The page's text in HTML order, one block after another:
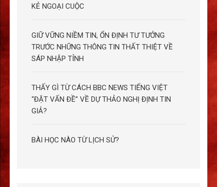
KẺ NGOẠI CUỘC
GIỮ VỮNG NIỀM TIN, ỔN ĐỊNH TƯ TƯỞNG
TRƯỚC NHỮNG THÔNG TIN THẤT THIỆT VỀ
SÁP NHẬP TỈNH
THẤY GÌ TỪ CÁCH BBC NEWS TIẾNG VIỆT
“ĐẶT VẤN ĐỀ” VỀ DỰ THẢO NGHỊ ĐỊNH TIN
GIẢ?
BÀI HỌC NÀO TỪ LỊCH SỬ?